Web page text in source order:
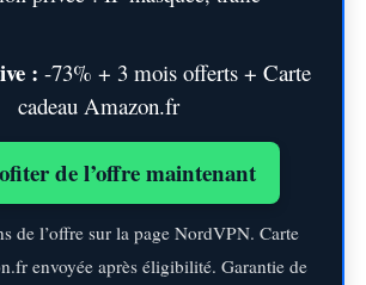
: -73% + 3 mois offerts + Carte
cadeau Amazon.fr
de l’offre maintenant
de l’offre sur la page NordVPN. Carte
envoyée après éligibilité. Garantie de